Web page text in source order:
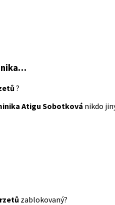
?
Atigu Sobotková nikdo
zablokovaný?